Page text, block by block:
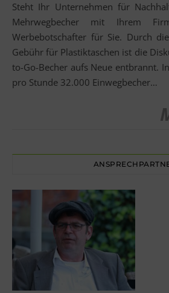
Steht Ihr Unternehmen für Nachhaltigkeit? Dann ist der
Mehrwegbecher mit Ihrem
Werbebotschafter für Sie. Durch
Gebühr für Plastiktaschen ist die
to-Go-Becher aufs Neue entbrannt.
pro Stunde 32.000 Einwegbecher…